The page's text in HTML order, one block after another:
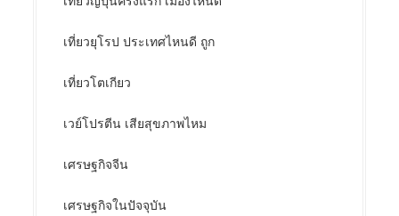
เที่ยวยุโรป ประเทศไหนดี ถูก
เที่ยวโตเกียว
เวย์โปรตีน เสียสุขภาพไหม
เศรษฐกิจจีน
เศรษฐกิจในปัจจุบัน